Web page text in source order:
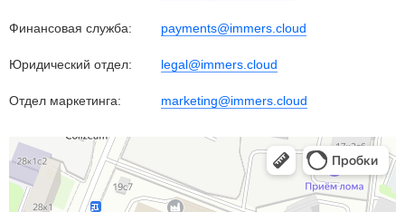
Финансовая служба: payments@immers.cloud
Юридический отдел: legal@immers.cloud
Отдел маркетинга: marketing@immers.cloud